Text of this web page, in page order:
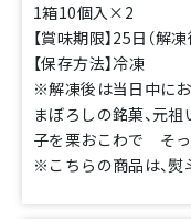
1箱10個入×2
【賞味期限】25日（解
【保存方法】冷凍
※解凍後は当日中に
まぼろしの銘菓、元
子を栗おこわで そっ
※こちらの商品は、熨